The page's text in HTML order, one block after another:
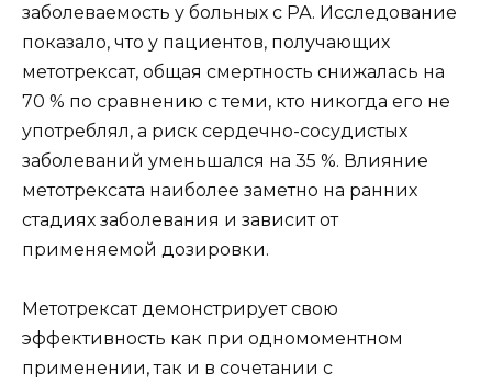
заболеваемость у больных с РА. Исследование
показало, что у пациентов, получающих
метотрексат, общая смертность снижалась на
70 % по сравнению с теми, кто никогда его не
употреблял, а риск сердечно-сосудистых
заболеваний уменьшался на 35 %. Влияние
метотрексата наиболее заметно на ранних
стадиях заболевания и зависит от
применяемой дозировки.
Метотрексат демонстрирует свою
эффективность как при одномоментном
применении, так и в сочетании с